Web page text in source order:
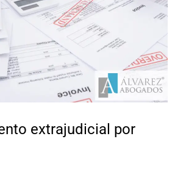
extrajudicial por